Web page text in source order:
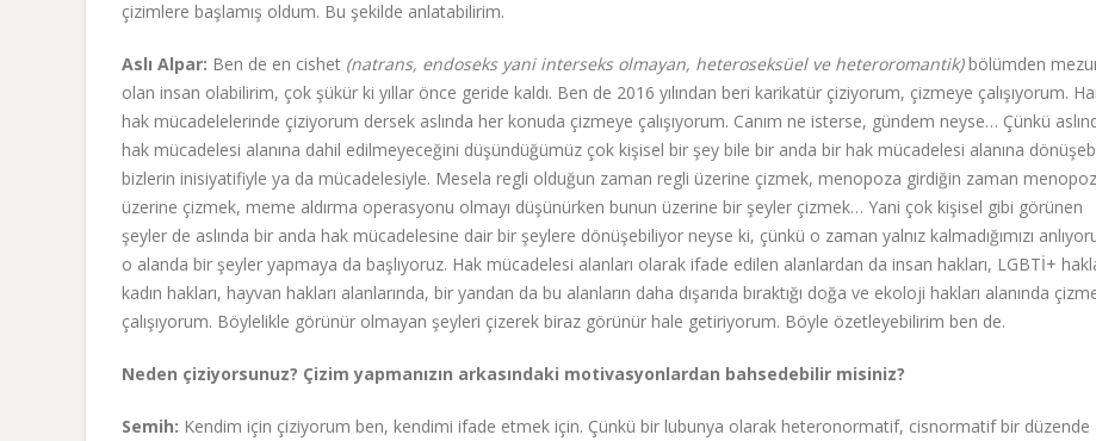
çizimlere başlamış oldum. Bu şekilde anlatabilirim.
Aslı Alpar: Ben de en cishet (natrans, endoseks yani interseks olmayan, heteroseksüel ve heteroromantik)bölümden
olan insan olabilirim, çok şükür ki yıllar önce geride kaldı. Ben de 2016 yılından beri karikatür çiziyorum, çizmeye çalışıyorum.
hak mücadelelerinde çiziyorum dersek aslında her konuda çizmeye çalışıyorum. Canım ne isterse, gündem neyse… Çünkü
hak mücadelesi alanına dahil edilmeyeceğini düşündüğümüz çok kişisel bir şey bile bir anda bir hak mücadelesi alanına
bizlerin inisiyatifiyle ya da mücadelesiyle. Mesela regli olduğun zaman regli üzerine çizmek, menopoza girdiğin zaman menopoz
üzerine çizmek, meme aldırma operasyonu olmayı düşünürken bunun üzerine bir şeyler çizmek… Yani çok kişisel gibi görünen
şeyler de aslında bir anda hak mücadelesine dair bir şeylere dönüşebiliyor neyse ki, çünkü o zaman yalnız kalmadığımızı
o alanda bir şeyler yapmaya da başlıyoruz. Hak mücadelesi alanları olarak ifade edilen alanlardan da insan hakları, LGBTİ+
kadın hakları, hayvan hakları alanlarında, bir yandan da bu alanların daha dışarıda bıraktığı doğa ve ekoloji hakları alanında
çalışıyorum. Böylelikle görünür olmayan şeyleri çizerek biraz görünür hale getiriyorum. Böyle özetleyebilirim ben de.
Neden çiziyorsunuz? Çizim yapmanızın arkasındaki motivasyonlardan bahsedebilir misiniz?
Semih: Kendim için çiziyorum ben, kendimi ifade etmek için. Çünkü bir lubunya olarak heteronormatif, cisnormatif bir düzende